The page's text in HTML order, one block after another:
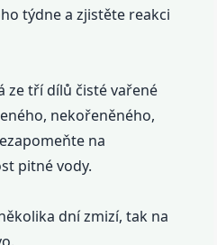
týdne a zjistěte reakci
ze tří dílů čisté vařené
​​nekořeněného,
na
pitné vody.
dní zmizí, tak na